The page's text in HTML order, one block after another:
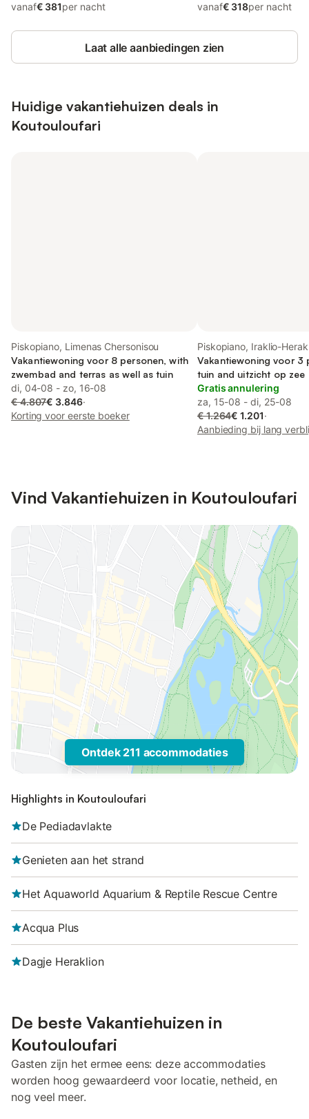
vanaf€ 381per nacht vanaf€ 318per nacht
Laat alle aanbiedingen zien
Huidige vakantiehuizen deals in
Koutouloufari
Piskopiano, Limenas Chersonisou
Vakantiewoning voor 8 personen, with
zwembad and terras as well as tuin
di, 04-08 - zo, 16-08
€ 4.807€ 3.846·
Korting voor eerste boeker
Piskopiano, Iraklio-
omgeving
Vakantiewoning voor 3
tuin and uitzicht op zee
uitzicht
Gratis annulering
za, 15-08 - di, 25-08
€ 1.264€ 1.201·
Aanbieding bij lang
Vind Vakantiehuizen in Koutouloufari
Ontdek 211 accommodaties
Highlights in Koutouloufari
De Pediadavlakte
Genieten aan het strand
Het Aquaworld Aquarium & Reptile Rescue Centre
Acqua Plus
Dagje Heraklion
De beste Vakantiehuizen in
Koutouloufari
Gasten zijn het ermee eens: deze accommodaties
worden hoog gewaardeerd voor locatie, netheid, en
nog veel meer.